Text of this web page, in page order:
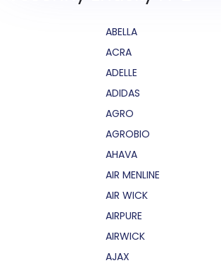
ABELLA
ACRA
ADELLE
ADIDAS
AGRO
AGROBIO
AHAVA
AIR MENLINE
AIR WICK
AIRPURE
AIRWICK
AJAX